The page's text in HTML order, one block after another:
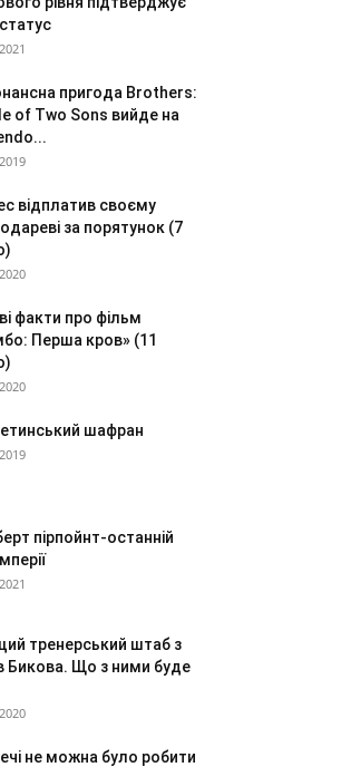
пригода Brothers:
of Two Sons вийде на
відплатив своєму
за порятунок (7
факти про фільм
Перша кров» (11
шафран
пірпойнт-останній
тренерський штаб з
Бикова. Що з ними буде
не можна було робити